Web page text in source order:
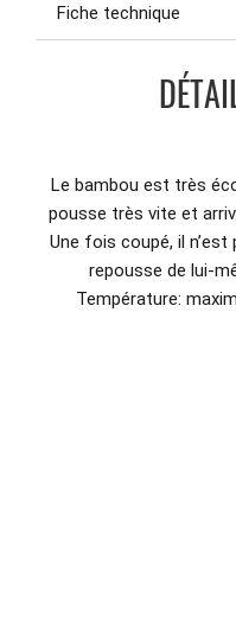
Fiche technique
Le bambou est très
pousse très vite et
Une fois coupé, il n’est
repousse de lui-
Température: